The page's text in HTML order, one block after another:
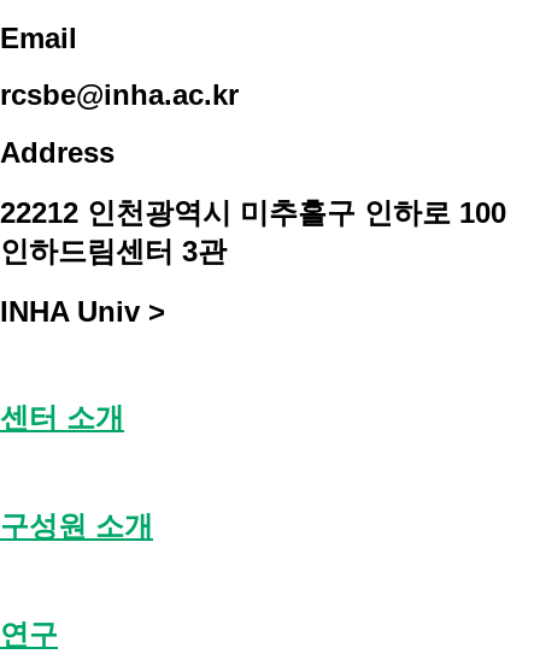
Email
rcsbe@inha.ac.kr
Address
22212 인천광역시 미추홀구 인하로 100
인하드림센터 3관
INHA Univ >
센터 소개
구성원 소개
연구